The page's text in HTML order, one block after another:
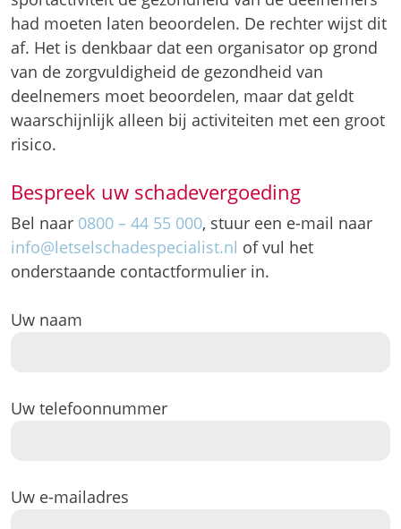
had moeten laten beoordelen. De rechter wijst dit
af. Het is denkbaar dat een organisator op grond
van de zorgvuldigheid de gezondheid van
deelnemers moet beoordelen, maar dat geldt
waarschijnlijk alleen bij activiteiten met een groot
risico.
Bespreek uw schadevergoeding
Bel naar 0800 – 44 55 000, stuur een e-mail naar
info@letselschadespecialist.nl of vul het
onderstaande contactformulier in.
Uw naam
Uw telefoonnummer
Uw e-mailadres